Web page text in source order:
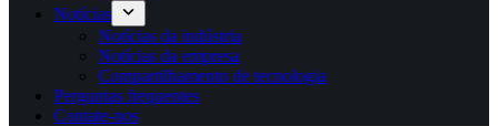
Notícias
Notícias da indústria
Notícias da empresa
Compartilhamento de tecnologia
Perguntas frequentes
Contate-nos